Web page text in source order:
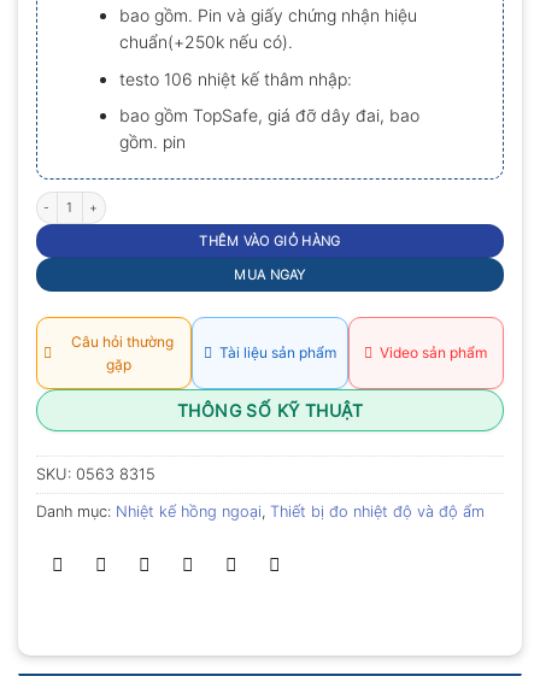
bao gồm. Pin và giấy chứng nhận hiệu
chuẩn(+250k nếu có).
testo 106 nhiệt kế thâm nhập:
bao gồm TopSafe, giá đỡ dây đai, bao
gồm. pin
Bộ gồm testo 831 và testo 106: nhiệt kế hồng ngoại số lượng
THÊM VÀO GIỎ HÀNG
MUA NGAY
Câu hỏi thường
gặp
Tài liệu sản phẩm Video sản phẩm
THÔNG SỐ KỸ THUẬT
SKU: 0563 8315
Danh mục: Nhiệt kế hồng ngoại, Thiết bị đo nhiệt độ và độ ẩm